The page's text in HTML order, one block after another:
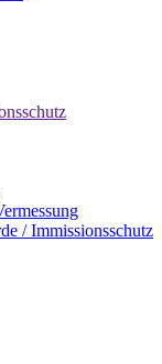
/ Immissionsschutz